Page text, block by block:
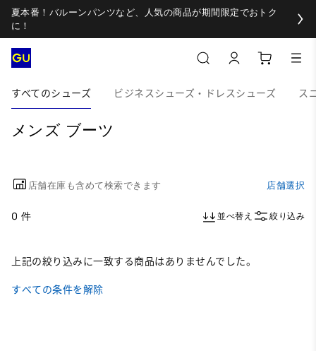
夏本番！バルーンパンツなど、人気の商品が期間限定でおトク
に！
すべてのシューズ ビジネスシューズ・ドレスシューズ ス
メンズ ブーツ
店舗在庫も含めて検索できます 店舗選択
0 件 並べ替え 絞り込み
上記の絞り込みに一致する商品はありませんでした。
すべての条件を解除